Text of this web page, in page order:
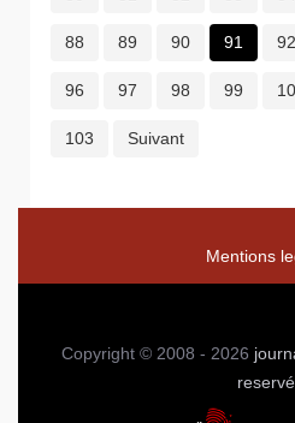
88 89 90 91 92
96 97 98 99
103 Suivant
Mentions
Copyright © 2008 - 2026